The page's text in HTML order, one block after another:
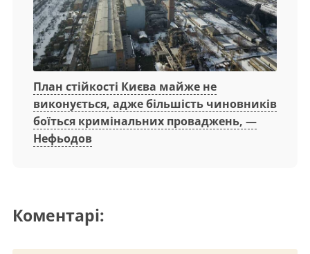
План стійкості Києва майже не
виконується, адже більшість чиновників
боїться кримінальних проваджень, —
Нефьодов
Коментарі: